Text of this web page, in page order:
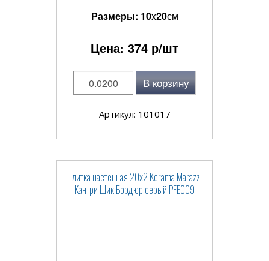
Размеры: 10x20см
Цена: 374 р/шт
В корзину
Артикул: 101017
Плитка настенная 20x2 Kerama Marazzi
Кантри Шик Бордюр серый PFE009